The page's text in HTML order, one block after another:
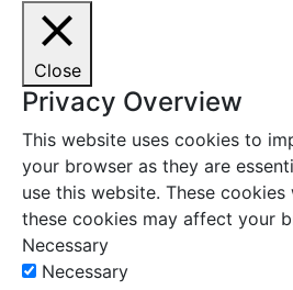
Close
Privacy Overview
This website uses cookies to
your browser as they are
use this website. These
these cookies may affect your
Necessary
Necessary